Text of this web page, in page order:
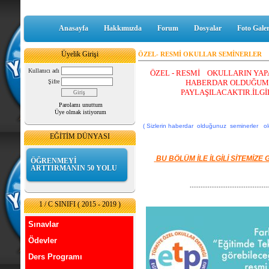
Anasayfa Hakkımızda Forum Dosyalar Foto
Üyelik Girişi
Kullanıcı adı
Şifre
Parolamı unuttum
Üye olmak istiyorum
EĞİTİM DÜNYASI
ÖĞRENMEYİ
ARTTIRMANIN 50 YOLU
1 / C SINIFI ( 2015 - 2019 )
Sınavlar
Ödevler
Ders Programı
ÖZEL- RESMİ OKULLAR SEMİNERLER
ÖZEL - RESMİ OKULLARIN
HABERDAR
( Sizlerin haberdar olduğunuz seminerler
BU BÖLÜM İLE İLGİLİ SİTEMİZE